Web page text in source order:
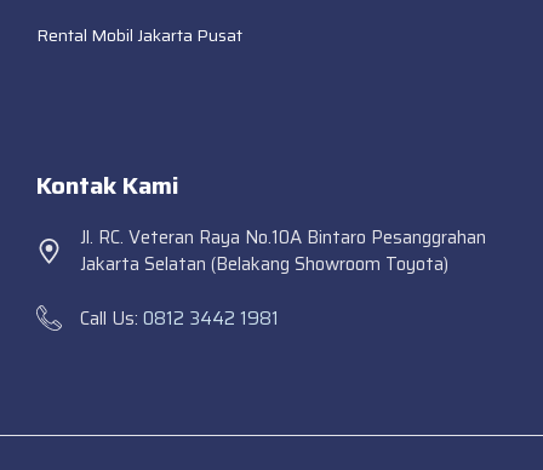
Rental Mobil Jakarta Pusat
Kontak Kami
Jl. RC. Veteran Raya No.10A Bintaro Pesanggrahan
Jakarta Selatan (Belakang Showroom Toyota)
Call Us: 0812 3442 1981